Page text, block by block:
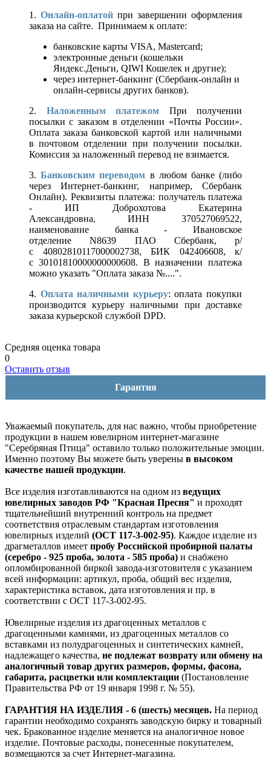
1. Онлайн-оплатой при завершении оформления
заказа на сайте. Принимаем к оплате:
банковские карты VISA, Mastercard;
электронные деньги (кошельки
Яндекс.Деньги, QIWI Кошелек и другие);
через интернет-банкинг (Сбербанк-онлайн и
онлайн-сервисы других банков).
2. Наложенным платежом При получении
посылки с заказом в отделении «Почты России».
Оплата заказа банковской картой или наличными
в почтовом отделении при получении посылки.
Комиссия за наложенный перевод не взимается.
3.Банковским переводом в любом банке (либо
через Интернет-банкинг, например, Сбербанк
Онлайн). Реквизиты платежа: получатель платежа
- ИП Доброхотова Екатерина
Александровна, ИНН 370527069522,
наименование банка - Ивановское
отделение N8639 ПАО Сбербанк, р/
с 40802810117000002738, БИК 042406608, к/
с 30101810000000000608. В назначении платежа
можно указать "Оплата заказа №....".
4. Оплата наличными курьеру: оплата покупки
производится курьеру наличными при доставке
заказа курьерской службой DPD.
Средняя оценка товара
0
Оставить отзыв
Гарантия
Уважаемый покупатель, для нас важно, чтобы приобретение
продукции в нашем ювелирном интернет-магазине
"Серебряная Птица" оставило только положительные эмоции.
Именно поэтому Вы можете быть уверены в высоком
качестве нашей продукции.
Все изделия изготавливаются на одном из ведущих
ювелирных заводов РФ "Красная Пресня" и проходят
тщательнейший внутренний контроль на предмет
соответствия отраслевым стандартам изготовления
ювелирных изделий (ОСТ 117-3-002-95). Каждое изделие из
драгметаллов имеет пробу Российской пробирной палаты
(серебро - 925 проба, золота - 585 проба) и снабжено
опломбированной биркой завода-изготовителя с указанием
всей информации: артикул, проба, общий вес изделия,
характеристика вставок, дата изготовления и пр. в
соответствии с ОСТ 117-3-002-95.
Ювелирные изделия из драгоценных металлов с
драгоценными камнями, из драгоценных металлов со
вставками из полудрагоценных и синтетических камней,
надлежащего качества, не подлежат возврату или обмену на
аналогичный товар других размеров, формы, фасона,
габарита, расцветки или комплектации (Постановление
Правительства РФ от 19 января 1998 г. № 55).
ГАРАНТИЯ НА ИЗДЕЛИЯ - 6 (шесть) месяцев. На период
гарантии необходимо сохранять заводскую бирку и товарный
чек. Бракованное изделие меняется на аналогичное новое
изделие. Почтовые расходы, понесенные покупателем,
возмещаются за счет Интернет-магазина.